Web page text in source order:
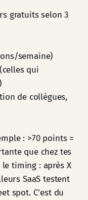
gratuits selon 3
semaine)
qui
de collègues,
: >70 points =
que chez tes
timing : après X
SaaS testent
spot. C'est du